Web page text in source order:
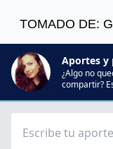
TOMADO DE:
Aportes y
¿Algo no
compartir?